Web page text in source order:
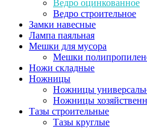
Ведро оцинкованное
Ведро строительное
Замки навесные
Лампа паяльная
Мешки для мусора
Мешки
Ножи складные
Ножницы
Ножницы
Ножницы
Тазы строительные
Тазы круглые